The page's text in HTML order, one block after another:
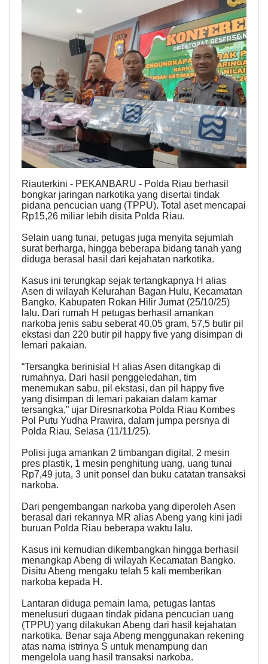
Riauterkini - PEKANBARU - Polda Riau berhasil
bongkar jaringan narkotika yang disertai tindak
pidana pencucian uang (TPPU). Total aset mencapai
Rp15,26 miliar lebih disita Polda Riau.
Selain uang tunai, petugas juga menyita sejumlah
surat berharga, hingga beberapa bidang tanah yang
diduga berasal hasil dari kejahatan narkotika.
Kasus ini terungkap sejak tertangkapnya H alias
Asen di wilayah Kelurahan Bagan Hulu, Kecamatan
Bangko, Kabupaten Rokan Hilir Jumat (25/10/25)
lalu. Dari rumah H petugas berhasil amankan
narkoba jenis sabu seberat 40,05 gram, 57,5 butir pil
ekstasi dan 220 butir pil happy five yang disimpan di
lemari pakaian.
“Tersangka berinisial H alias Asen ditangkap di
rumahnya. Dari hasil penggeledahan, tim
menemukan sabu, pil ekstasi, dan pil happy five
yang disimpan di lemari pakaian dalam kamar
tersangka,” ujar Diresnarkoba Polda Riau Kombes
Pol Putu Yudha Prawira, dalam jumpa persnya di
Polda Riau, Selasa (11/11/25).
Polisi juga amankan 2 timbangan digital, 2 mesin
pres plastik, 1 mesin penghitung uang, uang tunai
Rp7,49 juta, 3 unit ponsel dan buku catatan transaksi
narkoba.
Dari pengembangan narkoba yang diperoleh Asen
berasal dari rekannya MR alias Abeng yang kini jadi
buruan Polda Riau beberapa waktu lalu.
Kasus ini kemudian dikembangkan hingga berhasil
menangkap Abeng di wilayah Kecamatan Bangko.
Disitu Abeng mengaku telah 5 kali memberikan
narkoba kepada H.
Lantaran diduga pemain lama, petugas lantas
menelusuri dugaan tindak pidana pencucian uang
(TPPU) yang dilakukan Abeng dari hasil kejahatan
narkotika. Benar saja Abeng menggunakan rekening
atas nama istrinya S untuk menampung dan
mengelola uang hasil transaksi narkoba.